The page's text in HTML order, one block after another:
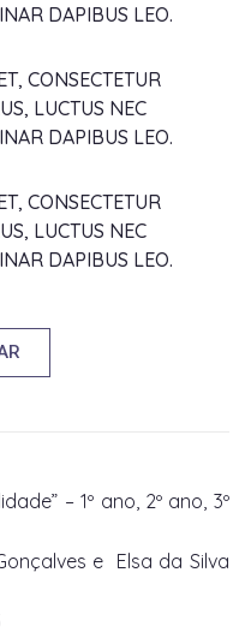
DAPIBUS LEO.
CONSECTETUR
LUCTUS NEC
DAPIBUS LEO.
CONSECTETUR
LUCTUS NEC
DAPIBUS LEO.
– 1º ano, 2º ano, 3º
e Elsa da Silva